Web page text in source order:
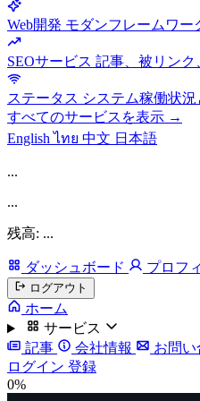
Web開発 モダンフレームワー
SEOサービス 記事、被リンク
ステータス システム稼働状
すべてのサービスを表示 →
Englishไทย 中文 日本語
...
...
残高: ...
ダッシュボード プロフ
ログアウト
ホーム
サービス
記事
会社情報
お問
ログイン 登録
0%